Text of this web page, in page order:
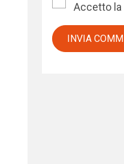
Accetto la